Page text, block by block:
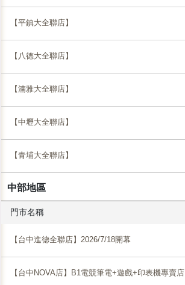
【平鎮大全聯店】
【八德大全聯店】
【湳雅大全聯店】
【中壢大全聯店】
【青埔大全聯店】
中部地區
門市名稱
【台中進德全聯店】2026/7/18開幕
【台中NOVA店】B1電競筆電+遊戲+印表機專賣店